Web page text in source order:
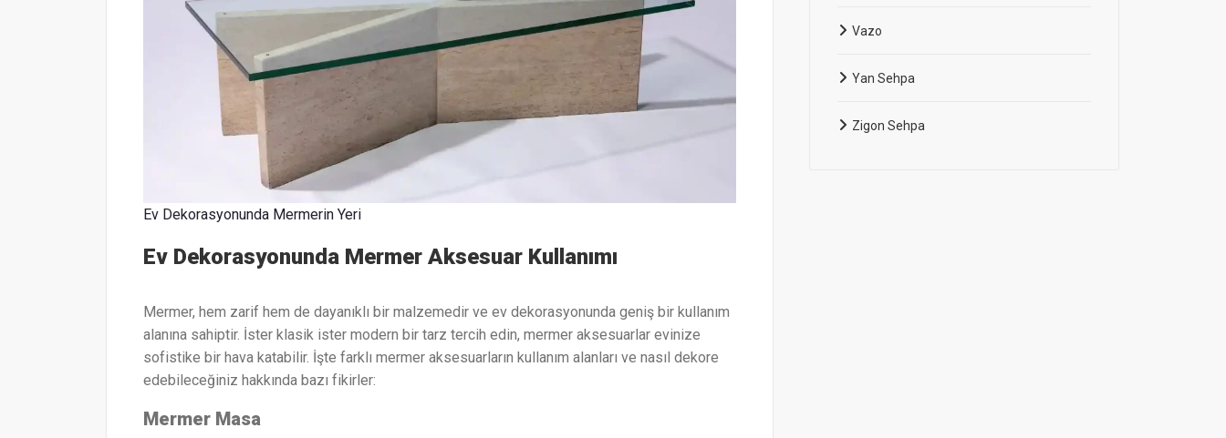
Ev Dekorasyonunda Mermerin Yeri
Ev Dekorasyonunda Mermer Aksesuar Kullanımı
Mermer, hem zarif hem de dayanıklı bir malzemedir ve ev dekorasyonunda geniş bir kullanım
alanına sahiptir. İster klasik ister modern bir tarz tercih edin, mermer aksesuarlar evinize
sofistike bir hava katabilir. İşte farklı mermer aksesuarların kullanım alanları ve nasıl dekore
edebileceğiniz hakkında bazı fikirler:
Mermer Masa
Vazo
Yan Sehpa
Zigon Sehpa